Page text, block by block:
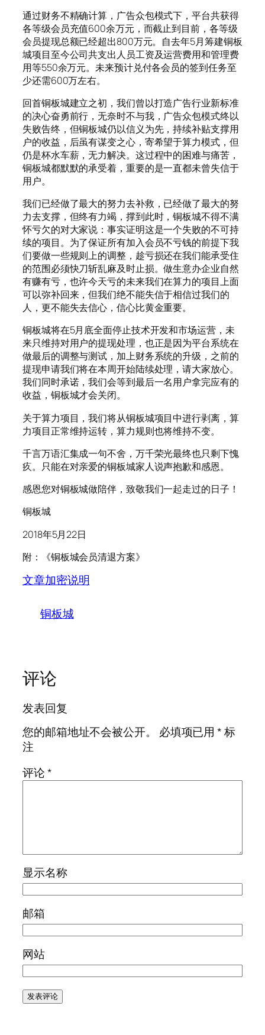
通过财务不精确计算，广告众包模式下，平台共获得
各等级会员充值600余万元，而截止到目前，各等级
会员提现总额已经超出800万元。自去年5月筹建铜板
城项目至今公司共支出人员工资及运营费用和管理费
用等550余万元。未来预计兑付各会员的签到任务至
少还需600万左右。
回首铜板城建立之初，我们曾以打造广告行业新标准
的决心奋勇前行，无奈时不与我，广告众包模式终以
失败告终，但铜板城仍以信义为先，持续补贴支撑用
户的收益，后虽有谋变之心，寄希望于算力模式，但
仍是杯水车薪，无力解决。这过程中的困难与痛苦，
铜板城都默默的承受着，重要的是一直都未曾失信于
用户。
我们已经做了最大的努力去补救，已经做了最大的努
力去支撑，但终有力竭，撑到此时，铜板城不得不满
怀亏欠的对大家说：事实证明这是一个失败的不可持
续的项目。为了保证所有加入会员不亏钱的前提下我
们要做一些规则上的调整，趁亏损还在我们能承受住
的范围必须快刀斩乱麻及时止损。做生意办企业自然
有赚有亏，也许今天亏的未来我们在算力的项目上面
可以弥补回来，但我们绝不能失信于相信过我们的
人，更不能失去信心，信心比黄金重要。
铜板城将在5月底全面停止技术开发和市场运营，未
来只维持对用户的提现处理，也正是因为平台系统在
做最后的调整与测试，加上财务系统的升级，之前的
提现申请我们将在本周开始陆续处理，请大家放心。
我们同时承诺，我们会等到最后一名用户拿完应有的
收益，铜板城才会关闭。
关于算力项目，我们将从铜板城项目中进行剥离，算
力项目正常维持运转，算力规则也将维持不变。
千言万语汇集成一句不舍，万千荣光最终也只剩下愧
疚。只能在对亲爱的铜板城家人说声抱歉和感恩。
感恩您对铜板城做陪伴，致敬我们一起走过的日子！
铜板城
2018年5月22日
附：《铜板城会员清退方案》
文章加密说明
铜板城
评论
发表回复
您的邮箱地址不会被公开。
必填项已用*标
注
评论*
显示名称
邮箱
网站